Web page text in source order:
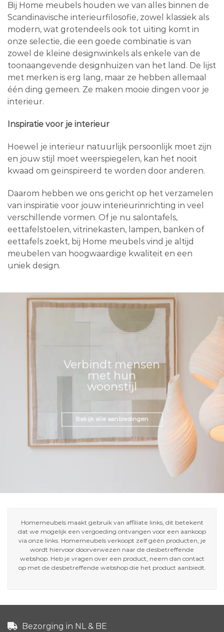
Bij Home meubels houden we van alles binnen de
Scandinavische interieurfilosofie, zowel klassiek als
modern, wat grotendeels ook tot uiting komt in
onze selectie, die een goede combinatie is van
zowel de kleine designwinkels als enkele van de
toonaangevende designhuizen van het land. De lijst
met merken is erg lang, maar ze hebben allemaal
één ding gemeen. Ze maken mooie dingen voor je
interieur.
Inspiratie voor je interieur
Hoewel je interieur natuurlijk persoonlijk moet zijn
en jouw stijl moet weerspiegelen, kan het nooit
kwaad om geïnspireerd te worden door anderen.
Daarom hebben we ons gericht op het verzamelen
van inspiratie voor jouw interieurinrichting in veel
verschillende vormen. Of je nu salontafels,
eettafelstoelen, vitrinekasten, lampen, banken of
eettafels zoekt, bij Home meubels vind je altijd
meubelen van hoogwaardige kwaliteit en een
uniek design.
Verbindt mensen
met hun
woonstijl
Bekijk alle aanbiedingen
Homemeubels maakt gebruik van affiliate links, dit betekent
dat we mogelijk een vergoeding ontvangen voor een aankoop
via onze links. Homemeubels verkoopt zelf géén producten, je
wordt hiervoor doorverwezen naar de desbetreffende
webshop. Heb je vragen over een product, neem dan contact
op met de desbetreffende webshop die het product aanbiedt.
Bezorging in NL & BE